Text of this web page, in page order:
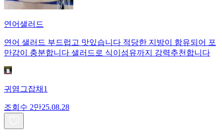
연어샐러드
연어 샐러드 부드럽고 맛있습니다 적당한 지방이 함유되어 포
만감이 충분합니다 샐러드로 식이섬유까지 강력추천합니다
귀염그잡채1
조회수 2만25.08.28